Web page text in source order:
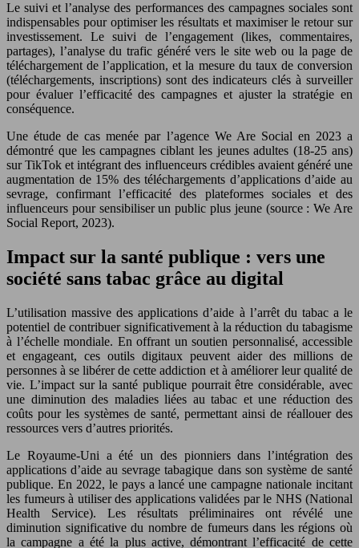
Le suivi et l’analyse des performances des campagnes sociales sont
indispensables pour optimiser les résultats et maximiser le retour sur
investissement. Le suivi de l’engagement (likes, commentaires,
partages), l’analyse du trafic généré vers le site web ou la page de
téléchargement de l’application, et la mesure du taux de conversion
(téléchargements, inscriptions) sont des indicateurs clés à surveiller
pour évaluer l’efficacité des campagnes et ajuster la stratégie en
conséquence.
Une étude de cas menée par l’agence We Are Social en 2023 a
démontré que les campagnes ciblant les jeunes adultes (18-25 ans)
sur TikTok et intégrant des influenceurs crédibles avaient généré une
augmentation de 15% des téléchargements d’applications d’aide au
sevrage, confirmant l’efficacité des plateformes sociales et des
influenceurs pour sensibiliser un public plus jeune (source : We Are
Social Report, 2023).
Impact sur la santé publique : vers une
société sans tabac grâce au digital
L’utilisation massive des applications d’aide à l’arrêt du tabac a le
potentiel de contribuer significativement à la réduction du tabagisme
à l’échelle mondiale. En offrant un soutien personnalisé, accessible
et engageant, ces outils digitaux peuvent aider des millions de
personnes à se libérer de cette addiction et à améliorer leur qualité de
vie. L’impact sur la santé publique pourrait être considérable, avec
une diminution des maladies liées au tabac et une réduction des
coûts pour les systèmes de santé, permettant ainsi de réallouer des
ressources vers d’autres priorités.
Le Royaume-Uni a été un des pionniers dans l’intégration des
applications d’aide au sevrage tabagique dans son système de santé
publique. En 2022, le pays a lancé une campagne nationale incitant
les fumeurs à utiliser des applications validées par le NHS (National
Health Service). Les résultats préliminaires ont révélé une
diminution significative du nombre de fumeurs dans les régions où
la campagne a été la plus active, démontrant l’efficacité de cette